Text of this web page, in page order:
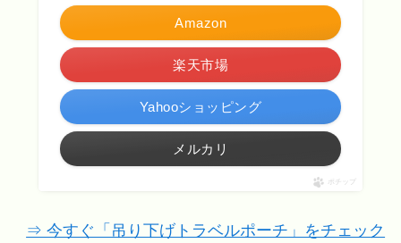
Amazon
楽天市場
Yahooショッピング
メルカリ
ポチップ
⇒ 今すぐ「吊り下げトラベルポーチ」をチェック